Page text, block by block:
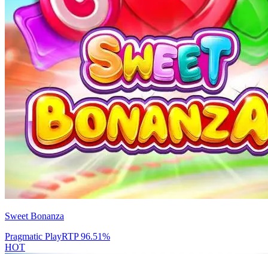
Sweet Bonanza
Pragmatic PlayRTP96.51%
HOT